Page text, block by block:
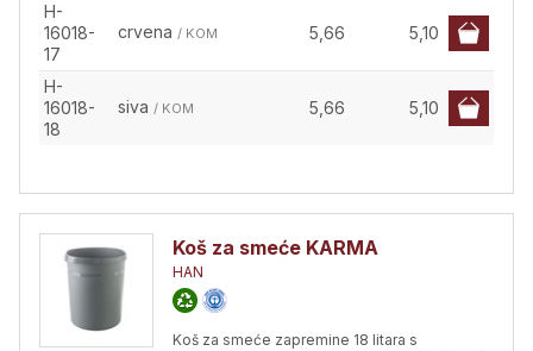
H-
16018-
17
crvena / KOM 5,66 5,10
H-
16018-
18
siva / KOM 5,66 5,10
Koš za smeće KARMA
HAN
Koš za smeće zapremine 18 litara s